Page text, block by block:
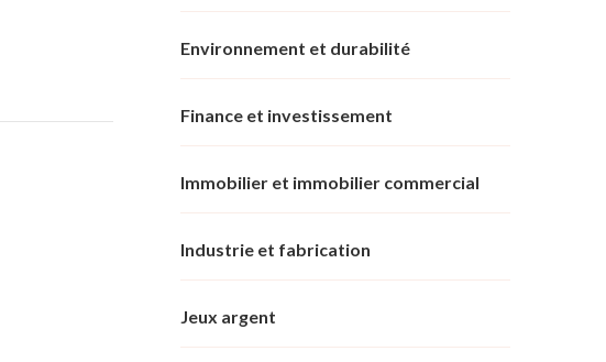
Environnement et durabilité
Finance et investissement
Immobilier et immobilier commercial
Industrie et fabrication
Jeux argent